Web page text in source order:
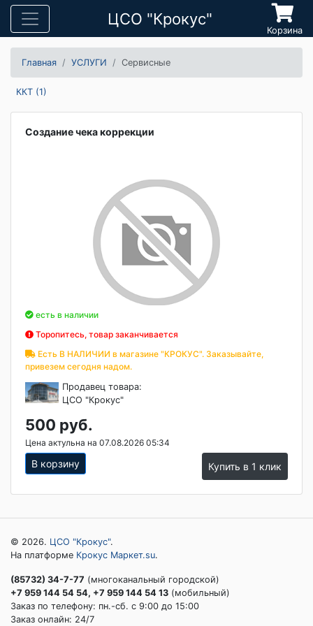
ЦСО "Крокус"
Корзина
Главная УСЛУГИ Сервисные
ККТ (1)
Создание чека коррекции
есть в наличии
Торопитесь, товар заканчивается
Есть В НАЛИЧИИ в магазине "КРОКУС". Заказывайте,
привезем сегодня надом.
Продавец товара:
ЦСО "Крокус"
500 руб.
Цена актульна на 07.08.2026 05:34
В корзину Купить в 1 клик
© 2026. ЦСО "Крокус".
На платформе Крокус Маркет.su.
(85732) 34-7-77 (многоканальный городской)
+7 959 144 54 54, +7 959 144 54 13 (мобильный)
Заказ по телефону: пн.-сб. c 9:00 до 15:00
Заказ онлайн: 24/7